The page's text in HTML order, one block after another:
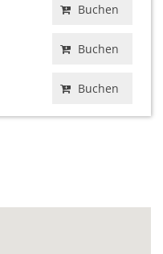
Buchen
Buchen
Buchen